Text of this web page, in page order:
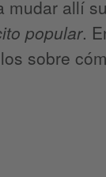
mudar allí
popular.
sobre